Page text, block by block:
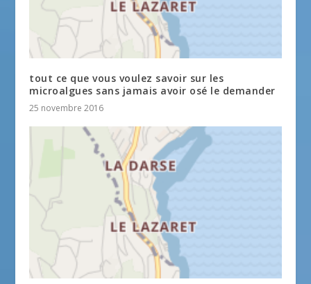
tout ce que vous voulez savoir sur les
microalgues sans jamais avoir osé le demander
25 novembre 2016